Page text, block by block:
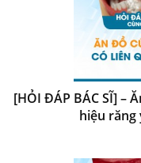
[HỎI ĐÁP BÁC SĨ] –
hiệu răng